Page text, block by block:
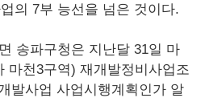
의 7부 능선을 넘은 것이다.
송파구청은 지난달 31일 마
마천3구역) 재개발정비사업조
발사업 사업시행계획인가 알